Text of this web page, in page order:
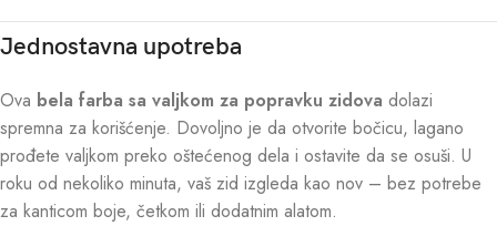
Jednostavna upotreba
Ova bela farba sa valjkom za popravku zidova dolazi
spremna za korišćenje. Dovoljno je da otvorite bočicu, lagano
prođete valjkom preko oštećenog dela i ostavite da se osuši. U
roku od nekoliko minuta, vaš zid izgleda kao nov – bez potrebe
za kanticom boje, četkom ili dodatnim alatom.